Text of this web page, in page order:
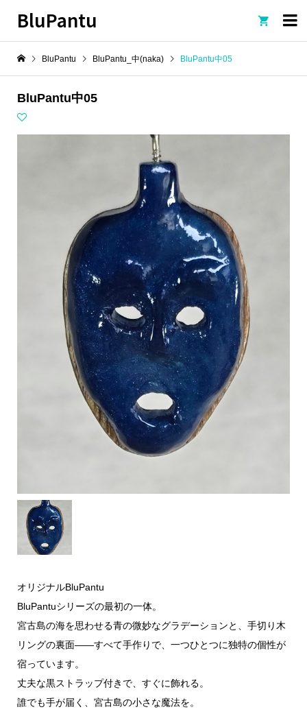
BluPantu 
BluPantu BluPantu_中(naka) BluPantu中05
BluPantu中05
オリジナルBluPantu
BluPantuシリーズの最初の一体。
宮古島の海を思わせる青の微妙なグラデーションと、手切り木
リングの裏面——すべて手作りで、一つひとつに独特の個性が
宿っています。
丈夫な黒ストラップ付きで、すぐに飾れる。
誰でも手が届く、宮古島の小さな魔法を。